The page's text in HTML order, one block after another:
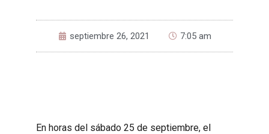
septiembre 26, 2021 7:05 am
En horas del sábado 25 de septiembre, el